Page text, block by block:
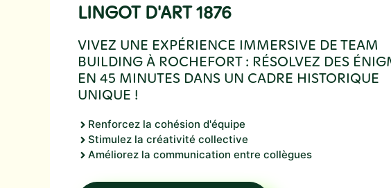
LINGOT D'ART 1876
VIVEZ UNE EXPÉRIENCE IMMERSIVE DE TEAM
BUILDING À ROCHEFORT : RÉSOLVEZ DES
EN 45 MINUTES DANS UN CADRE HISTORIQUE
UNIQUE !
Renforcez la cohésion d'équipe
Stimulez la créativité collective
Améliorez la communication entre collègues